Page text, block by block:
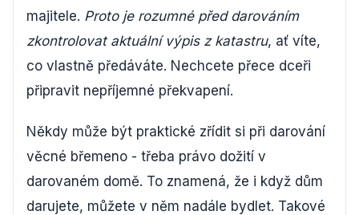
majitele. Proto je rozumné před darováním
zkontrolovat aktuální výpis z katastru, ať víte,
co vlastně předáváte. Nechcete přece dceři
připravit nepříjemné překvapení.
Někdy může být praktické zřídit si při darování
věcné břemeno - třeba právo dožití v
darovaném domě. To znamená, že i když dům
darujete, můžete v něm nadále bydlet. Takové